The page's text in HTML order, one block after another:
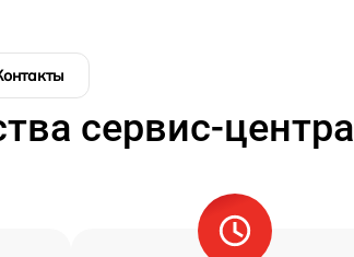
сервис-центра